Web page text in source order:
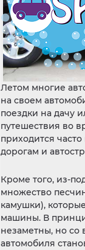
Летом многие
на своем
поездки на дачу
путешествия во
приходится
дорогам и
Кроме того, из-
множество
камушки),
машины. В
незаметны, но
автомобиля